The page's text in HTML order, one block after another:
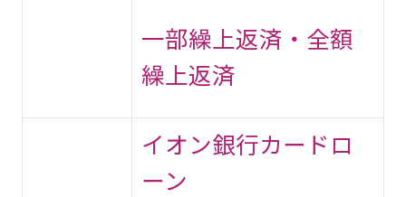
一部繰上返済・全額
繰上返済
イオン銀行カードロ
ーン